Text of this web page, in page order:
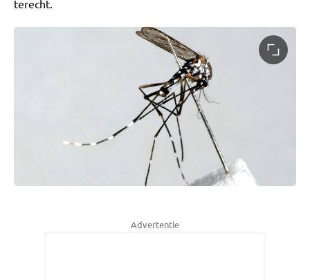
terecht.
Advertentie